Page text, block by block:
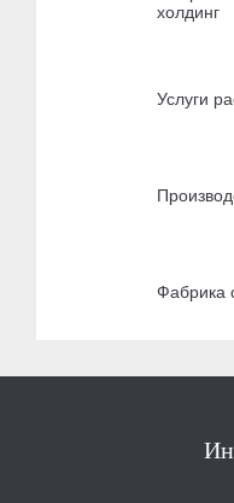
холдинг
Услуги
Фабрика